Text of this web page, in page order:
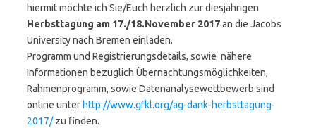
hiermit möchte ich Sie/Euch herzlich zur diesjährigen
Herbsttagung am 17./18.November 2017an die Jacobs
University nach Bremen einladen.
Programm und Registrierungsdetails, sowie nähere
Informationen bezüglich Übernachtungsmöglichkeiten,
Rahmenprogramm, sowie Datenanalysewettbewerb sind
online unter http://www.gfkl.org/ag-dank-herbsttagung-
2017/zu finden.